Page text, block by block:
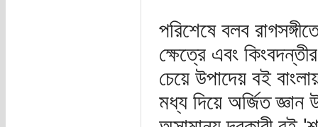
পরিশেষে বলব
ক্ষেত্রে এবং কিংবদন্তীর
চেয়ে উপাদেয় বই
মধ্য দিয়ে অর্জিত